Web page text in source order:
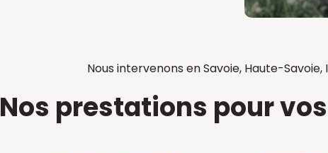
Nous intervenons en Savoie, Haute-Savoie,
Nos prestations pour